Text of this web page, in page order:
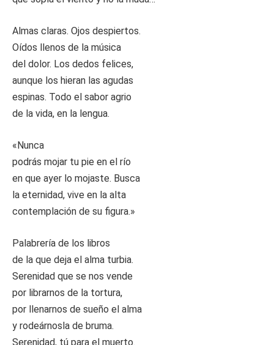
Almas claras. Ojos despiertos.
Oídos llenos de la música
del dolor. Los dedos felices,
aunque los hieran las agudas
espinas. Todo el sabor agrio
de la vida, en la lengua.
«Nunca
podrás mojar tu pie en el río
en que ayer lo mojaste. Busca
la eternidad, vive en la alta
contemplación de su figura.»
Palabrería de los libros
de la que deja el alma turbia.
Serenidad que se nos vende
por librarnos de la tortura,
por llenarnos de sueño el alma
y rodeárnosla de bruma.
Serenidad, tú para el muerto.